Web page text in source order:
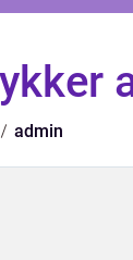
admin